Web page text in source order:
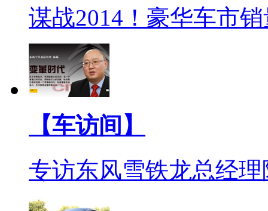
谋战2014！豪华车市
【车访间】
专访东风雪铁龙总经